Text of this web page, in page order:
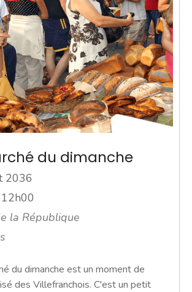
du dimanche
2036
la République
du dimanche est un moment de
des Villefranchois. C'est un petit